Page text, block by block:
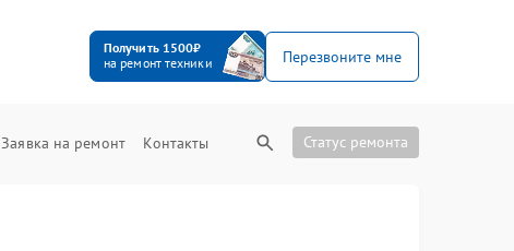
Получить 1500₽
на ремонт техники
Перезвоните мне
Заявка на ремонт Контакты Статус ремонта